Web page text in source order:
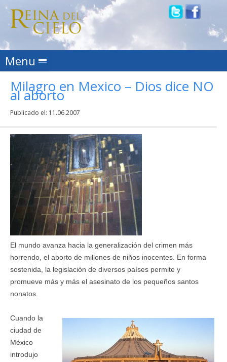
Menu Skip to content
Milagro en Mexico – Dios dice NO
al aborto
Publicado el: 11.06.2007
El mundo avanza hacia la generalización del crimen más
horrendo, el aborto de millones de niños inocentes. En forma
sostenida, la legislación de diversos países permite y
promueve más y más el asesinato de los pequeños santos
nonatos.
Cuando la
ciudad de
México
introdujo